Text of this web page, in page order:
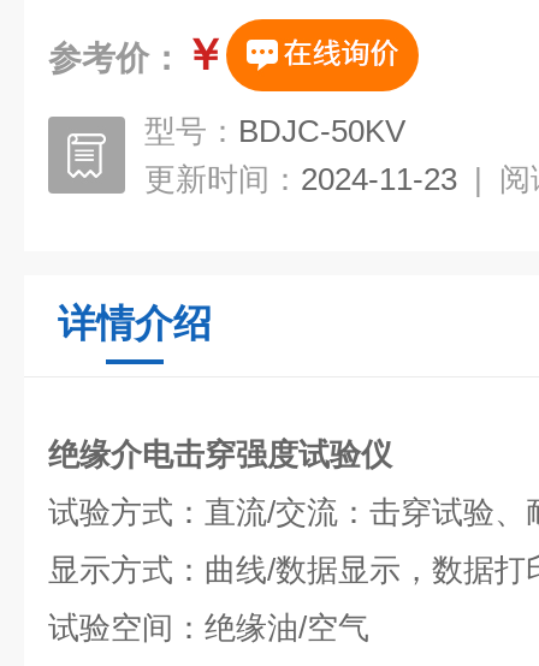
参考价： ￥
型号： BDJC-50KV
更新时间： 2024-11-23 | 阅
详情介绍
绝缘介电击穿强度试验仪
试验方式：直流/交流：击穿试验、
显示方式：曲线/数据显示，数据打
试验空间：绝缘油/空气